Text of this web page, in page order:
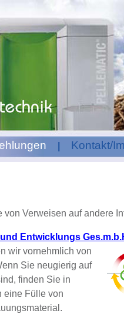
Kontakt/
Verweisen auf andere
Entwicklungs
wir vornehmlich von
Sie neugierig auf
finden Sie in
eine Fülle von